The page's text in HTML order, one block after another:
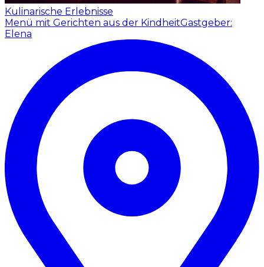
Kulinarische Erlebnisse
Menü mit Gerichten aus der KindheitGastgeber:
Elena